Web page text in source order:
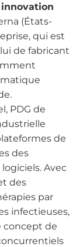
(États-
qui est
de fabricant
PDG de
de
des
Avec
des
par
infectieuses,
concept de